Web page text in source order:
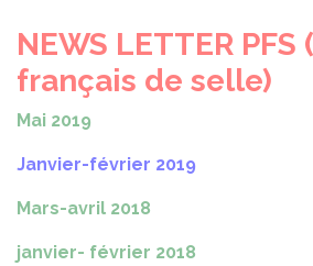
NEWS LETTER PFS
français de selle)
Mai 2019
Janvier-février 2019
Mars-avril 2018
janvier- février 2018